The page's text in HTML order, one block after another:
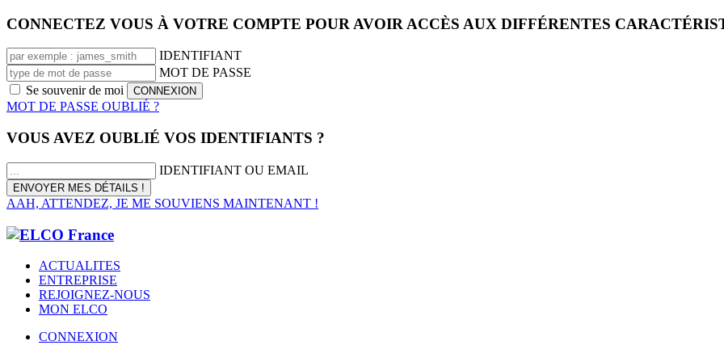
CONNECTEZ VOUS À VOTRE COMPTE POUR AVOIR ACCÈS AUX DIFFÉRENTES
IDENTIFIANT
MOT DE PASSE
Se souvenir de moi
MOT DE PASSE OUBLIÉ ?
VOUS AVEZ OUBLIÉ VOS IDENTIFIANTS ?
IDENTIFIANT OU EMAIL
AAH, ATTENDEZ, JE ME SOUVIENS MAINTENANT !
ACTUALITES
ENTREPRISE
REJOIGNEZ-NOUS
MON ELCO
CONNEXION